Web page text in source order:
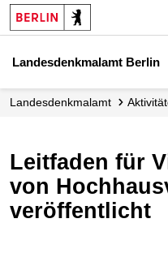
Landesdenkmalamt Berlin
Landesdenkmalamt
Leitfaden für Visualisierungen
von
veröffentlicht